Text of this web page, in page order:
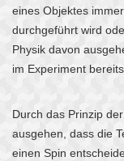
eines Objektes
durchgeführt wird
Physik davon
im Experiment
Durch das Prinzip
ausgehen, dass die
einen Spin